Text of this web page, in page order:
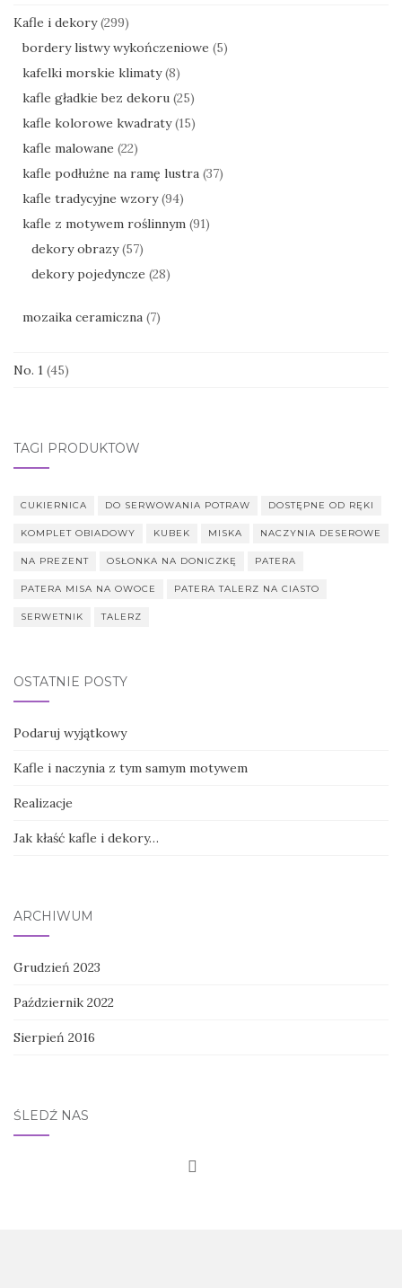
Kafle i dekory (299)
bordery listwy wykończeniowe (5)
kafelki morskie klimaty (8)
kafle gładkie bez dekoru (25)
kafle kolorowe kwadraty (15)
kafle malowane (22)
kafle podłużne na ramę lustra (37)
kafle tradycyjne wzory (94)
kafle z motywem roślinnym (91)
dekory obrazy (57)
dekory pojedyncze (28)
mozaika ceramiczna (7)
No. 1 (45)
TAGI PRODUKTÓW
CUKIERNICA DO SERWOWANIA POTRAW DOSTĘPNE OD RĘKI
KOMPLET OBIADOWY KUBEK MISKA NACZYNIA DESEROWE
NA PREZENT OSŁONKA NA DONICZKĘ PATERA
PATERA MISA NA OWOCE PATERA TALERZ NA CIASTO
SERWETNIK TALERZ
OSTATNIE POSTY
Podaruj wyjątkowy
Kafle i naczynia z tym samym motywem
Realizacje
Jak kłaść kafle i dekory…
ARCHIWUM
Grudzień 2023
Październik 2022
Sierpień 2016
ŚLEDŹ NAS